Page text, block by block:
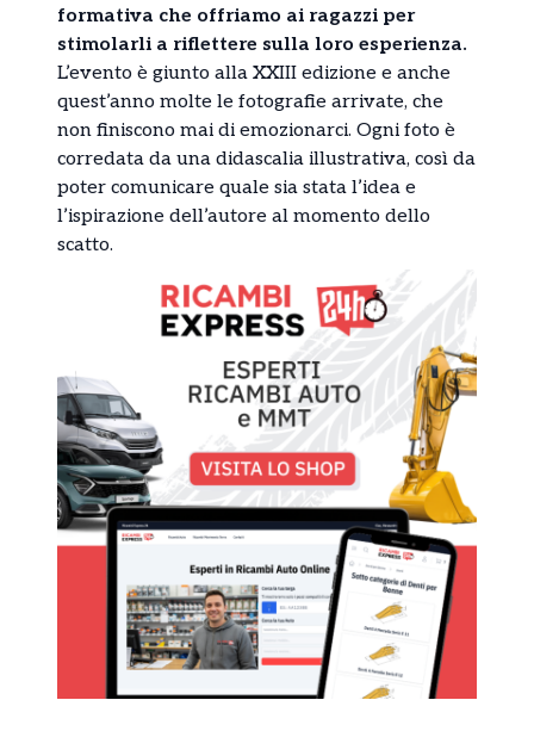
formativa che offriamo ai ragazzi per
stimolarli a riflettere sulla loro esperienza.
L’evento è giunto alla XXIII edizione e anche
quest’anno molte le fotografie arrivate, che
non finiscono mai di emozionarci. Ogni foto è
corredata da una didascalia illustrativa, così da
poter comunicare quale sia stata l’idea e
l’ispirazione dell’autore al momento dello
scatto.